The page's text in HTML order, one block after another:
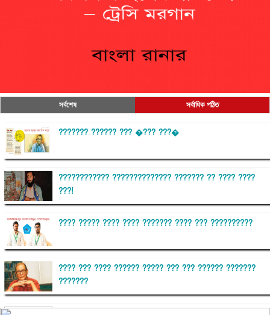
সর্বশেষ সর্বাধিক পঠিত
??????? ?????? ??? �??? ???�
???????????? ?????????????? ??????? ?? ???? ????
???!
???? ????? ???? ???? ??????? ???? ??? ??????????
???? ??? ???? ?????? ????? ??? ??? ?????? ???????
???????